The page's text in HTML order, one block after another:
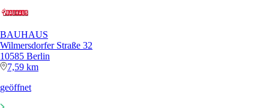
BAUHAUS
Wilmersdorfer Straße 32
10585 Berlin
7,59 km
geöffnet